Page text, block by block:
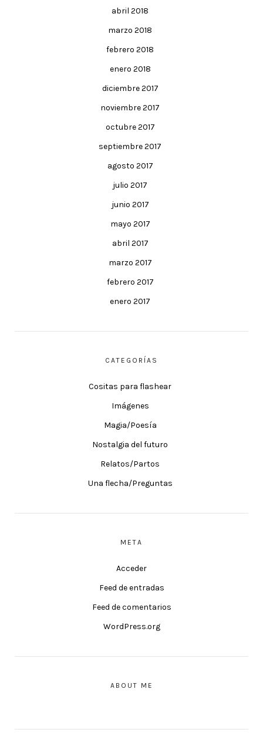
abril 2018
marzo 2018
febrero 2018
enero 2018
diciembre 2017
noviembre 2017
octubre 2017
septiembre 2017
agosto 2017
julio 2017
junio 2017
mayo 2017
abril 2017
marzo 2017
febrero 2017
enero 2017
CATEGORÍAS
Cositas para flashear
Imágenes
Magia/Poesía
Nostalgia del futuro
Relatos/Partos
Una flecha/Preguntas
META
Acceder
Feed de entradas
Feed de comentarios
WordPress.org
ABOUT ME